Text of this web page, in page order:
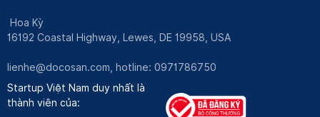
Hoa Kỳ
16192 Coastal Highway, Lewes, DE 19958, USA
lienhe@docosan.com, hotline: 0971786750
Startup Việt Nam duy nhất là
thành viên của: